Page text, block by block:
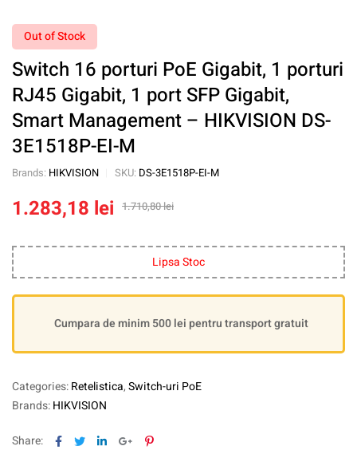
Out of Stock
Switch 16 porturi PoE Gigabit, 1 porturi
RJ45 Gigabit, 1 port SFP Gigabit,
Smart Management – HIKVISION DS-
3E1518P-EI-M
Brands: HIKVISION SKU: DS-3E1518P-EI-M
1.710,80lei
1.283,18 lei
Lipsa Stoc
Cumpara de minim 500 lei pentru transport gratuit
Categories:Retelistica,Switch-uri PoE
Brands:HIKVISION
Share: Facebook
TwitterLinkedinGoogle+Pinterest